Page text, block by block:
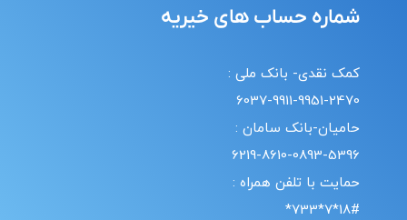
شماره حساب های خیریه
کمک نقدی- بانک ملی :
6037-9911-9951-2470
حامیان-بانک سامان :
6219-8610-0893-5396
حمایت با تلفن همراه :
18#*7*733*